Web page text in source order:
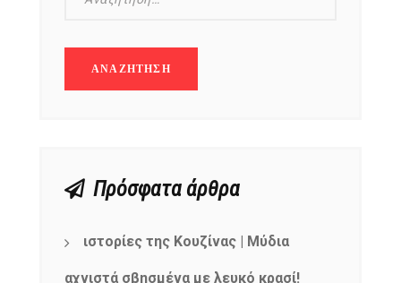
Πρόσφατα άρθρα
ιστορίες της Κουζίνας | Μύδια
αχνιστά σβησμένα με λευκό κρασί!